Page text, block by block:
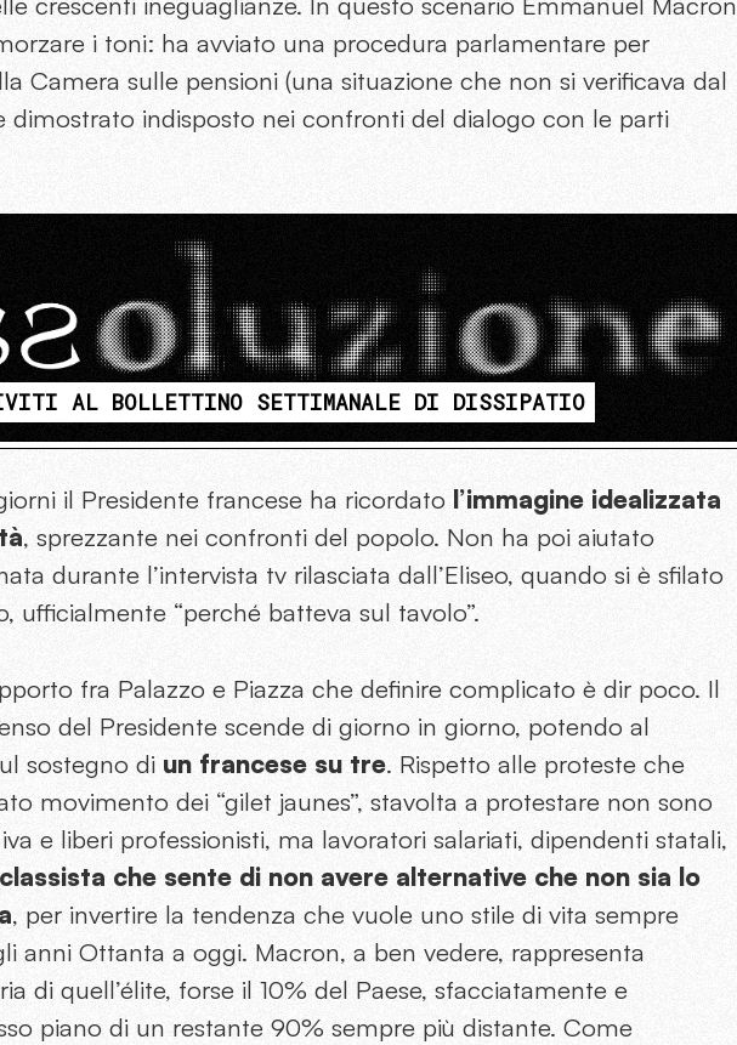
i toni: ha avviato una procedura parlamentare per
Camera sulle pensioni (una situazione che non si verificava dal
dimostrato indisposto nei confronti del dialogo con le parti
AL BOLLETTINO SETTIMANALE DI DISSIPATIO
il Presidente francese ha ricordato l’immagine idealizzata
, sprezzante nei confronti del popolo. Non ha poi aiutato
durante l’intervista tv rilasciata dall’Eliseo, quando si è sfilato
ufficialmente “perché batteva sul tavolo”.
fra Palazzo e Piazza che definire complicato è dir poco. Il
del Presidente scende di giorno in giorno, potendo al
sostegno di un francese su tre. Rispetto alle proteste che
movimento dei “gilet jaunes”, stavolta a protestare non sono
e liberi professionisti, ma lavoratori salariati, dipendenti statali,
che sente di non avere alternative che non sia lo
, per invertire la tendenza che vuole uno stile di vita sempre
anni Ottanta a oggi. Macron, a ben vedere, rappresenta
di quell’élite, forse il 10% del Paese, sfacciatamente e
piano di un restante 90% sempre più distante. Come